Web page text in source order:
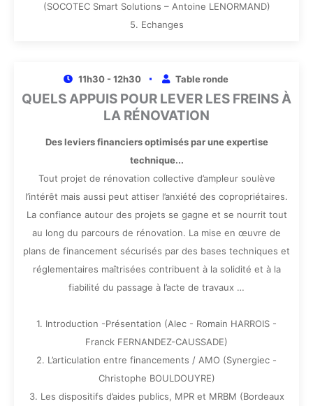
(SOCOTEC Smart Solutions – Antoine LENORMAND)
5. Echanges
11h30 - 12h30 Table ronde
QUELS APPUIS POUR LEVER LES FREINS À
LA RÉNOVATION
Des leviers financiers optimisés par une expertise
technique...
Tout projet de rénovation collective d’ampleur soulève
l’intérêt mais aussi peut attiser l’anxiété des copropriétaires.
La confiance autour des projets se gagne et se nourrit tout
au long du parcours de rénovation. La mise en œuvre de
plans de financement sécurisés par des bases techniques et
réglementaires maîtrisées contribuent à la solidité et à la
fiabilité du passage à l’acte de travaux …
1. Introduction -Présentation (Alec - Romain HARROIS -
Franck FERNANDEZ-CAUSSADE)
2. L’articulation entre financements / AMO (Synergiec -
Christophe BOULDOUYRE)
3. Les dispositifs d’aides publics, MPR et MRBM (Bordeaux